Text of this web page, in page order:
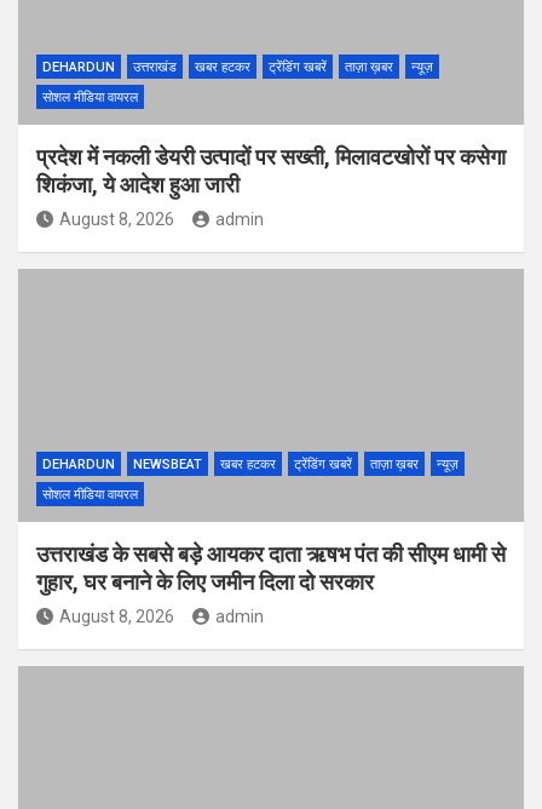
DEHARDUN उत्तराखंड खबर हटकर ट्रेंडिंग खबरें ताज़ा ख़बर
न्यूज़
सोशल मीडिया वायरल
प्रदेश में नकली डेयरी उत्पादों पर सख्ती, मिलावटखोरों पर कसेगा
शिकंजा, ये आदेश हुआ जारी
August 8, 2026 admin
DEHARDUN NEWSBEAT खबर हटकर ट्रेंडिंग खबरें ताज़ा ख़बर
न्यूज़
सोशल मीडिया वायरल
उत्तराखंड के सबसे बड़े आयकर दाता ऋषभ पंत की सीएम धामी से
गुहार, घर बनाने के लिए जमीन दिला दो सरकार
August 8, 2026 admin